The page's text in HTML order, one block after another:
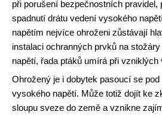
při porušení bezpečnostních pravidel,
spadnutí drátu vedení vysokého
napětím nejvíce ohroženi zůstávají
instalaci ochranných prvků na
napětí, řada ptáků umírá při vzniklých
Ohrožený je i dobytek pasoucí se
vysokého napětí. Může totiž dojít ke
sloupu sveze do země a vznikne